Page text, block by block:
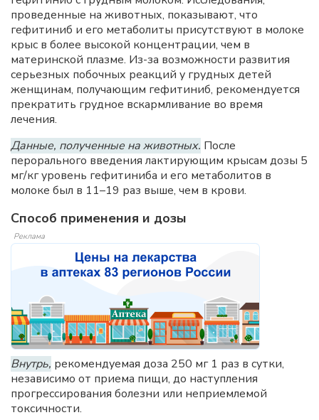
проведенные на животных, показывают, что
гефитиниб и его метаболиты присутствуют в молоке
крыс в более высокой концентрации, чем в
материнской плазме. Из-за возможности развития
серьезных побочных реакций у грудных детей
женщинам, получающим гефитиниб, рекомендуется
прекратить грудное вскармливание во время
лечения.
Данные, полученные на животных. После
перорального введения лактирующим крысам дозы 5
мг/кг уровень гефитиниба и его метаболитов в
молоке был в 11–19 раз выше, чем в крови.
Способ применения и дозы
Реклама
Внутрь, рекомендуемая доза 250 мг 1 раз в сутки,
независимо от приема пищи, до наступления
прогрессирования болезни или неприемлемой
токсичности.